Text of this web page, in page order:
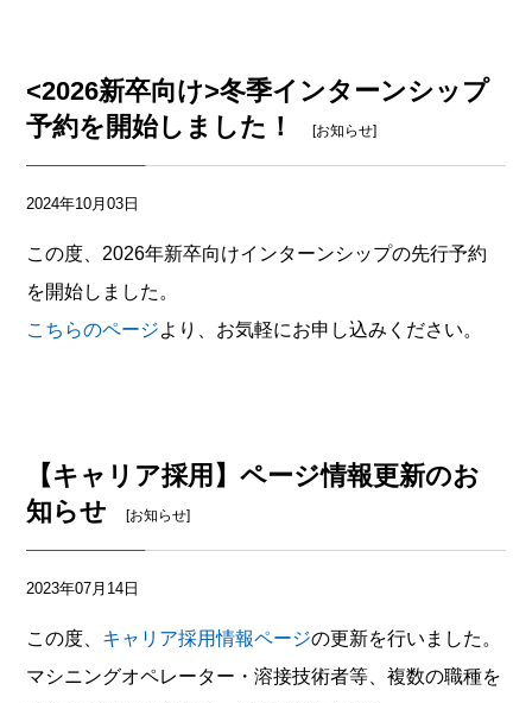
<2026新卒向け>冬季インターンシップ
予約を開始しました！
[お知らせ]
2024年10月03日
この度、2026年新卒向けインターンシップの先行予約
を開始しました。
こちらのページより、お気軽にお申し込みください。
【キャリア採用】ページ情報更新のお
知らせ
[お知らせ]
2023年07月14日
この度、 キャリア採用情報ページの更新を行いました。
マシニングオペレーター・溶接技術者等、複数の職種を